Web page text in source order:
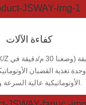
كفاءة الآلات
تغذية القضبان
الأوتوماتيكية عالية السرعة والكفاءة.